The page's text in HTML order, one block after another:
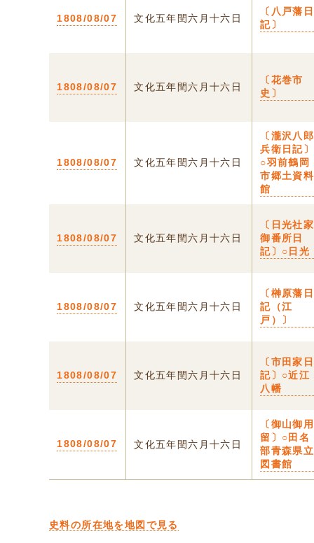
1808/08/07 文化五年閏六月十六日
〔八戸藩日
記〕
1808/08/07 文化五年閏六月十六日
〔花巻市
史〕
1808/08/07 文化五年閏六月十六日
〔瀧沢八郎
兵衛日記〕
○羽前鶴岡
市郷土資料
館
1808/08/07 文化五年閏六月十六日
〔日光社家
御番所日
記〕○日光
1808/08/07 文化五年閏六月十六日
〔榊原藩日
記（江
戸）〕
1808/08/07 文化五年閏六月十六日
〔市田家日
記〕○近江
八幡
1808/08/07 文化五年閏六月十六日
〔御山御用
留〕○田名
部青森県立
図書館
史料の所在地を地図で見る